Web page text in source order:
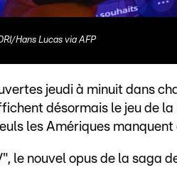
Hans Lucas via AFP
jeudi à minuit dans
désormais le jeu de
les Amériques manquent
le nouvel opus de la saga